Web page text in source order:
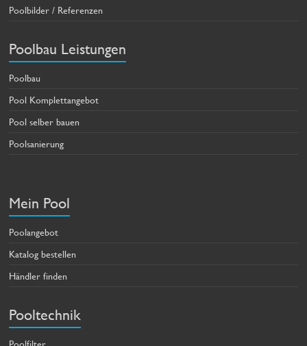
Poolbilder / Referenzen
Poolbau Leistungen
Poolbau
Pool Komplettangebot
Pool selber bauen
Poolsanierung
Mein Pool
Poolangebot
Katalog bestellen
Händler finden
Pooltechnik